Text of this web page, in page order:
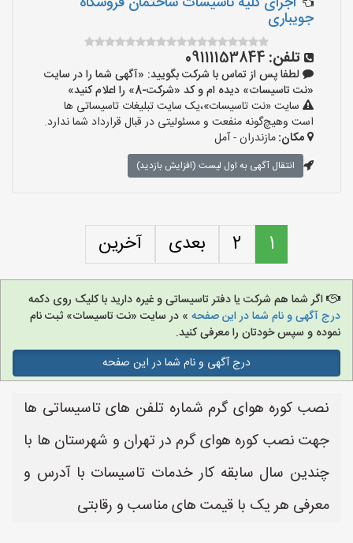
جویباری
تلفن: 09111153844
لطفا پس از تماس با شرکت بگویید: «آگهی شما را در سایت
«نت تاسیسات» دیده ام و کد «شرکت-8» را اعلام کنید»
سایت «نت تاسیسات»،یک سایت تبلیغات تاسیساتی ها
است وهیچ‌گونه منفعت و مسئولیتی در قبال قرارداد شما ندارد.
مکان:مازندران - آمل
انتقال آگهی به اول لیست (افزایش بازدید)
1
2 بعدی آخرین
اگر شما هم شرکت یا دفتر تاسیساتی و غیره دارید با کلیک روی دکمه
درج آگهی و نام شما در این صفحه » در سایت «نت تاسیسات» ثبت نام
نموده و سپس خودتان را معرفی کنید.
درج آگهی و نام شما در این صفحه
نصب کوره هوای گرم شماره تلفن های تاسیساتی ها
جهت نصب کوره هوای گرم در تهران و شهرستان ها با
چندین سال سابقه کار خدمات تاسیسات با آدرس و
معرفی هر یک با قیمت های مناسب و رقابتی